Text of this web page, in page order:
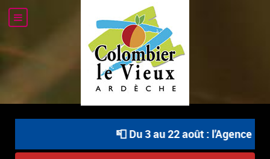
📮 Du 3 au 22 août : l'Agence